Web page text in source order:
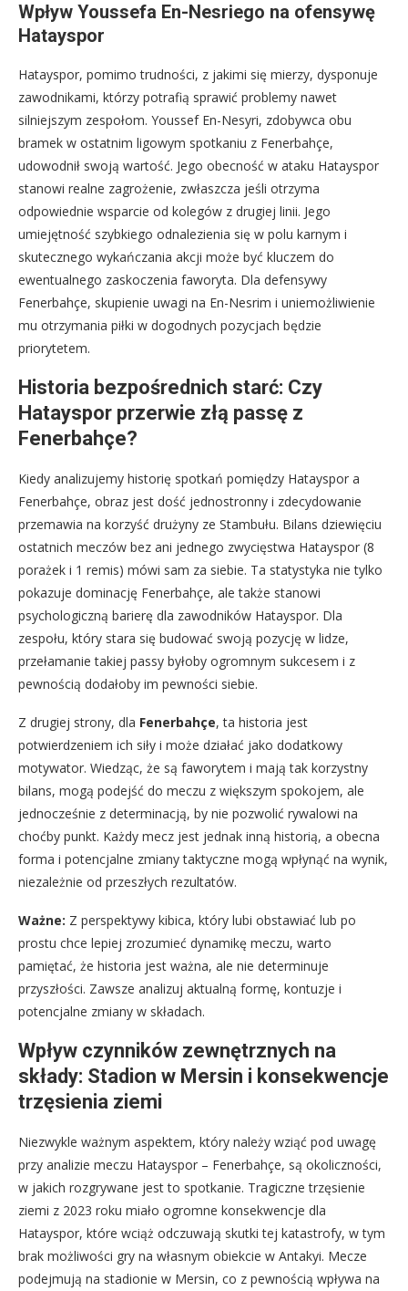
Wpływ Youssefa En-Nesriego na ofensywę
Hatayspor
Hatayspor, pomimo trudności, z jakimi się mierzy, dysponuje
zawodnikami, którzy potrafią sprawić problemy nawet
silniejszym zespołom. Youssef En-Nesyri, zdobywca obu
bramek w ostatnim ligowym spotkaniu z Fenerbahçe,
udowodnił swoją wartość. Jego obecność w ataku Hatayspor
stanowi realne zagrożenie, zwłaszcza jeśli otrzyma
odpowiednie wsparcie od kolegów z drugiej linii. Jego
umiejętność szybkiego odnalezienia się w polu karnym i
skutecznego wykańczania akcji może być kluczem do
ewentualnego zaskoczenia faworyta. Dla defensywy
Fenerbahçe, skupienie uwagi na En-Nesrim i uniemożliwienie
mu otrzymania piłki w dogodnych pozycjach będzie
priorytetem.
Historia bezpośrednich starć: Czy
Hatayspor przerwie złą passę z
Fenerbahçe?
Kiedy analizujemy historię spotkań pomiędzy Hatayspor a
Fenerbahçe, obraz jest dość jednostronny i zdecydowanie
przemawia na korzyść drużyny ze Stambułu. Bilans dziewięciu
ostatnich meczów bez ani jednego zwycięstwa Hatayspor (8
porażek i 1 remis) mówi sam za siebie. Ta statystyka nie tylko
pokazuje dominację Fenerbahçe, ale także stanowi
psychologiczną barierę dla zawodników Hatayspor. Dla
zespołu, który stara się budować swoją pozycję w lidze,
przełamanie takiej passy byłoby ogromnym sukcesem i z
pewnością dodałoby im pewności siebie.
Z drugiej strony, dla Fenerbahçe, ta historia jest
potwierdzeniem ich siły i może działać jako dodatkowy
motywator. Wiedząc, że są faworytem i mają tak korzystny
bilans, mogą podejść do meczu z większym spokojem, ale
jednocześnie z determinacją, by nie pozwolić rywalowi na
choćby punkt. Każdy mecz jest jednak inną historią, a obecna
forma i potencjalne zmiany taktyczne mogą wpłynąć na wynik,
niezależnie od przeszłych rezultatów.
Ważne: Z perspektywy kibica, który lubi obstawiać lub po
prostu chce lepiej zrozumieć dynamikę meczu, warto
pamiętać, że historia jest ważna, ale nie determinuje
przyszłości. Zawsze analizuj aktualną formę, kontuzje i
potencjalne zmiany w składach.
Wpływ czynników zewnętrznych na
składy: Stadion w Mersin i konsekwencje
trzęsienia ziemi
Niezwykle ważnym aspektem, który należy wziąć pod uwagę
przy analizie meczu Hatayspor – Fenerbahçe, są okoliczności,
w jakich rozgrywane jest to spotkanie. Tragiczne trzęsienie
ziemi z 2023 roku miało ogromne konsekwencje dla
Hatayspor, które wciąż odczuwają skutki tej katastrofy, w tym
brak możliwości gry na własnym obiekcie w Antakyi. Mecze
podejmują na stadionie w Mersin, co z pewnością wpływa na